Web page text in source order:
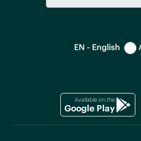
EN - English
Available on the
Google Play